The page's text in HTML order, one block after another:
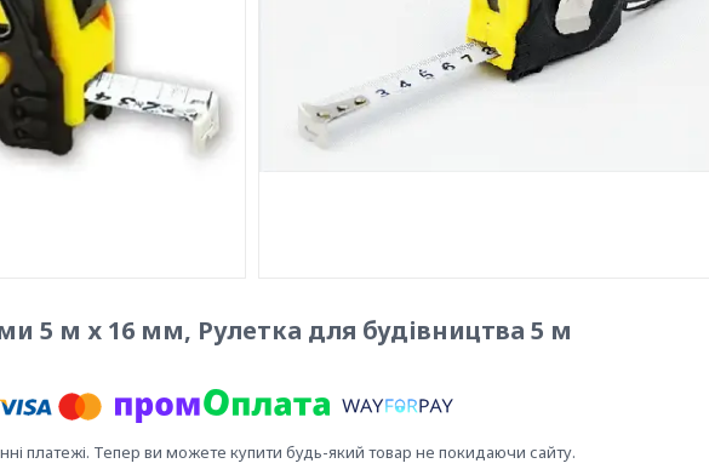
5 м х 16 мм, Рулетка для будівництва 5 м
платежі. Тепер ви можете купити будь-який товар не покидаючи сайту.